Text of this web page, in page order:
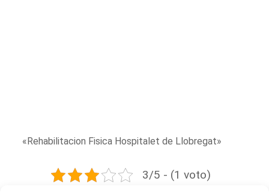
«Rehabilitacion Fisica Hospitalet de Llobregat»
3/5 - (1 voto)